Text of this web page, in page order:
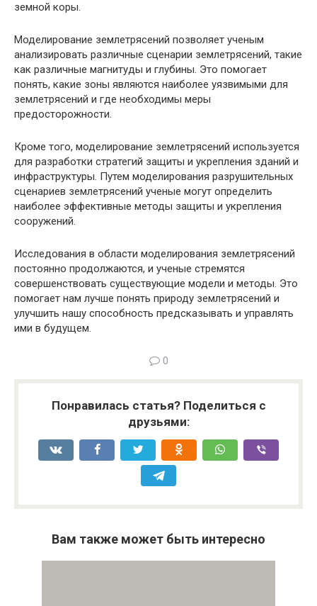
земной коры.
Моделирование землетрясений позволяет ученым
анализировать различные сценарии землетрясений, такие
как различные магнитуды и глубины. Это помогает
понять, какие зоны являются наиболее уязвимыми для
землетрясений и где необходимы меры
предосторожности.
Кроме того, моделирование землетрясений используется
для разработки стратегий защиты и укрепления зданий и
инфраструктуры. Путем моделирования разрушительных
сценариев землетрясений ученые могут определить
наиболее эффективные методы защиты и укрепления
сооружений.
Исследования в области моделирования землетрясений
постоянно продолжаются, и ученые стремятся
совершенствовать существующие модели и методы. Это
помогает нам лучше понять природу землетрясений и
улучшить нашу способность предсказывать и управлять
ими в будущем.
0
Понравилась статья? Поделиться с
друзьями:
Вам также может быть интересно